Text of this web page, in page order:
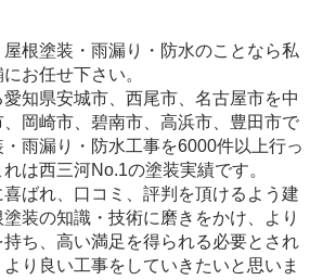
根塗装・雨漏り・防水のことなら私
お任せ下さい。
知県安城市、西尾市、名古屋市を中
岡崎市、碧南市、高浜市、豊田市で
雨漏り・防水工事を6000件以上行っ
は西三河No.1の塗装実績です。
ばれ、口コミ、評判を頂けるよう建
装の知識・技術に磨きをかけ、より
ち、高い満足を得られる必要とされ
り良い工事をしていきたいと思いま